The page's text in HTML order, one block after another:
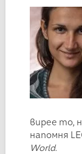
вирее то,
напомня
World.